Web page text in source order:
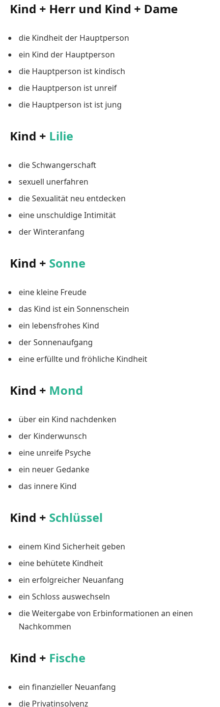
Kind + Herr und Kind + Dame
die Kindheit der Hauptperson
ein Kind der Hauptperson
die Hauptperson ist kindisch
die Hauptperson ist unreif
die Hauptperson ist ist jung
Kind + Lilie
die Schwangerschaft
sexuell unerfahren
die Sexualität neu entdecken
eine unschuldige Intimität
der Winteranfang
Kind + Sonne
eine kleine Freude
das Kind ist ein Sonnenschein
ein lebensfrohes Kind
der Sonnenaufgang
eine erfüllte und fröhliche Kindheit
Kind + Mond
über ein Kind nachdenken
der Kinderwunsch
eine unreife Psyche
ein neuer Gedanke
das innere Kind
Kind + Schlüssel
einem Kind Sicherheit geben
eine behütete Kindheit
ein erfolgreicher Neuanfang
ein Schloss auswechseln
die Weitergabe von Erbinformationen an einen
Nachkommen
Kind + Fische
ein finanzieller Neuanfang
die Privatinsolvenz